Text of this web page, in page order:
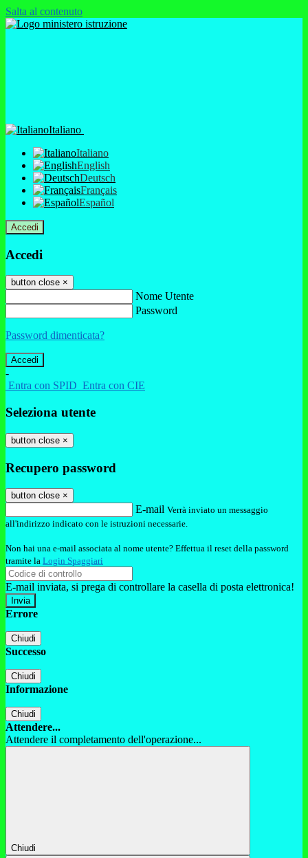
Salta al contenuto
Italiano
Italiano
English
Deutsch
Français
Español
Accedi
Accedi
button close ×
Nome Utente
Password
Password dimenticata?
-
Entra con SPID Entra con CIE
Seleziona utente
button close ×
Recupero password
button close ×
E-mail Verrà inviato un messaggio
all'indirizzo indicato con le istruzioni necessarie.
Non hai una e-mail associata al nome utente? Effettua il reset della password
tramite la Login Spaggiari
E-mail inviata, si prega di controllare la casella di posta elettronica!
Errore
Chiudi
Successo
Chiudi
Informazione
Chiudi
Attendere...
Attendere il completamento dell'operazione...
Chiudi